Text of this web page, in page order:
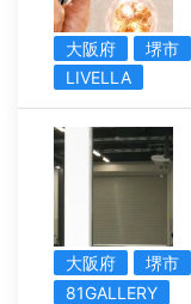
大阪府
堺市
LIVELLA
大阪府 堺市
81GALLERY